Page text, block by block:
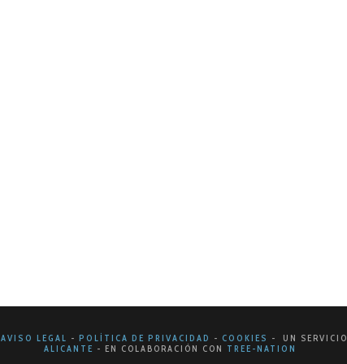
AVISO LEGAL - POLÍTICA DE PRIVACIDAD - COOKIES - UN SERVICIO
ALICANTE - EN COLABORACIÓN CON TREE-NATION